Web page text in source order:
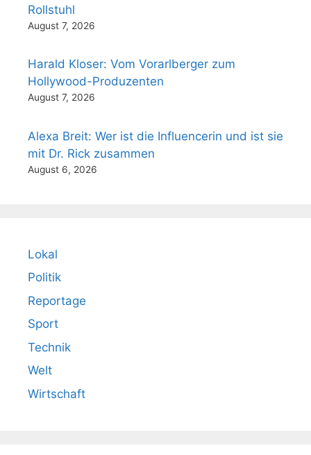
Rollstuhl
August 7, 2026
Harald Kloser: Vom Vorarlberger zum
Hollywood-Produzenten
August 7, 2026
Alexa Breit: Wer ist die Influencerin und ist sie
mit Dr. Rick zusammen
August 6, 2026
Lokal
Politik
Reportage
Sport
Technik
Welt
Wirtschaft